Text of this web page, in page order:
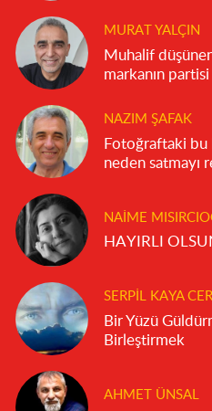
MURAT YALÇIN
Muhalif
markanın
NAZIM ŞAFAK
Fotoğraftaki
neden satmayı
NAIME
SERPIL KAYA
Bir Yüzü
Birleştirmek
AHMET ÜNSAL